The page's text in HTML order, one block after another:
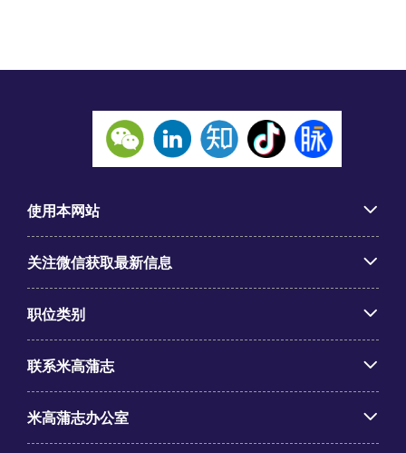
使用本网站
关注微信获取最新信息
职位类别
联系米高蒲志
米高蒲志办公室